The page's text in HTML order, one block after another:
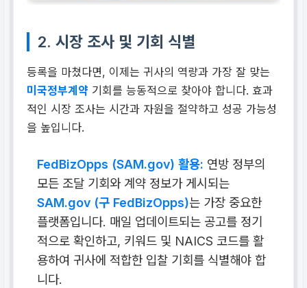
2. 시장 조사 및 기회 식별
등록을 마쳤다면, 이제는 귀사의 역량과 가장 잘 맞는
미국정부계약 기회를 능동적으로 찾아야 합니다. 효과
적인 시장 조사는 시간과 자원을 절약하고 성공 가능성
을 높입니다.
FedBizOpps (SAM.gov) 활용: 연방 정부의
모든 조달 기회와 계약 정보가 게시되는
SAM.gov (구 FedBizOpps)는 가장 중요한
플랫폼입니다. 매일 업데이트되는 공고를 정기
적으로 확인하고, 키워드 및 NAICS 코드를 활
용하여 귀사에 적합한 입찰 기회를 식별해야 합
니다.